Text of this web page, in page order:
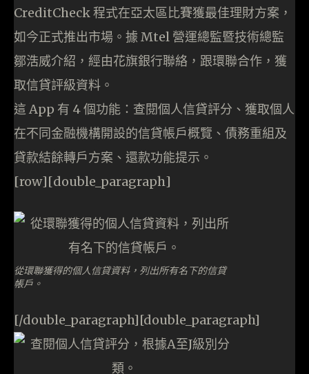
CreditCheck 程式在亞太區比賽獲最佳理財方案，
如今正式推出市場。據 Mtel 營運總監暨技術總監
鄒浩威介紹，經由花旗銀行聯絡，跟環聯合作，獲
取信貸評級資料。
這 App 有 4 個功能：查閱個人信貸評分、獲取個人
在不同金融機構開設的信貸帳戶概覽、債務重組及
貸款結餘轉戶方案、還款功能提示。
[row][double_paragraph]
從環聯獲得的個人信貸資料，列出所有名下的信貸
帳戶。
[/double_paragraph][double_paragraph]